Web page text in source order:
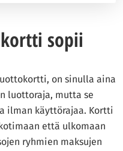
sopii
on sinulla aina
luottoraja, mutta se
ilman käyttörajaa. Kortti
että ulkomaan
ryhmien maksujen